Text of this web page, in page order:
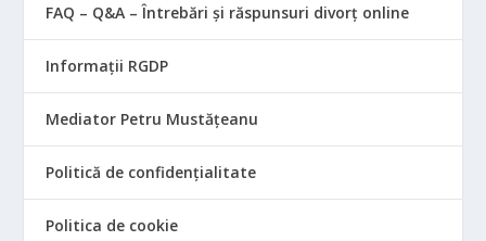
FAQ – Q&A – Întrebări și răspunsuri divorț online
Informații RGDP
Mediator Petru Mustățeanu
Politică de confidențialitate
Politica de cookie